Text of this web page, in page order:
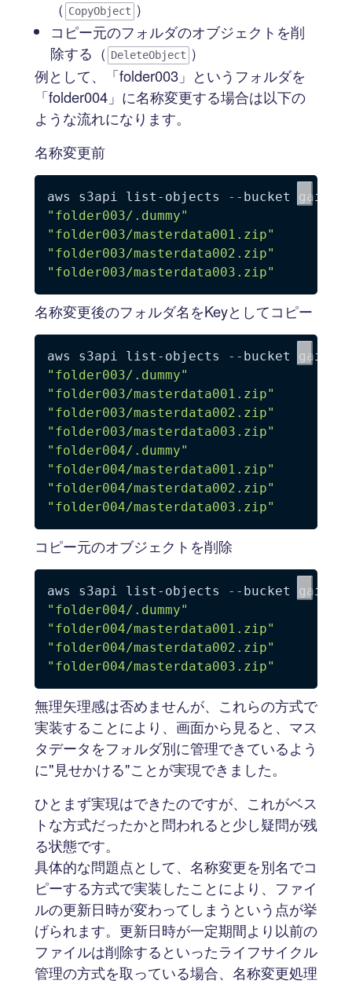
（ CopyObject ）
コピー元のフォルダのオブジェクトを削
除する（ DeleteObject ）
例として、「folder003」というフォルダを
「folder004」に名称変更する場合は以下の
ような流れになります。
名称変更前
aws s3api list-objects -- bucket
"folder003/.dummy"
"folder003/masterdata001.zip"
"folder003/masterdata002.zip"
"folder003/masterdata003.zip"
名称変更後のフォルダ名をKeyとしてコピー
aws s3api list-objects -- bucket
"folder003/.dummy"
"folder003/masterdata001.zip"
"folder003/masterdata002.zip"
"folder003/masterdata003.zip"
"folder004/.dummy"
"folder004/masterdata001.zip"
"folder004/masterdata002.zip"
"folder004/masterdata003.zip"
コピー元のオブジェクトを削除
aws s3api list-objects -- bucket
"folder004/.dummy"
"folder004/masterdata001.zip"
"folder004/masterdata002.zip"
"folder004/masterdata003.zip"
無理矢理感は否めませんが、これらの方式で
実装することにより、画面から見ると、マス
タデータをフォルダ別に管理できているよう
に"見せかける"ことが実現できました。
ひとまず実現はできたのですが、これがベス
トな方式だったかと問われると少し疑問が残
る状態です。
具体的な問題点として、名称変更を別名でコ
ピーする方式で実装したことにより、ファイ
ルの更新日時が変わってしまうという点が挙
げられます。更新日時が一定期間より以前の
ファイルは削除するといったライフサイクル
管理の方式を取っている場合、名称変更処理